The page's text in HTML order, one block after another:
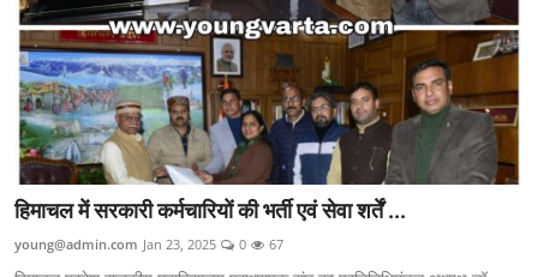
हिमाचल में सरकारी कर्मचारियों की भर्ती एवं सेवा शर्तें ...
young@admin.com Jan 23, 2025 0 67